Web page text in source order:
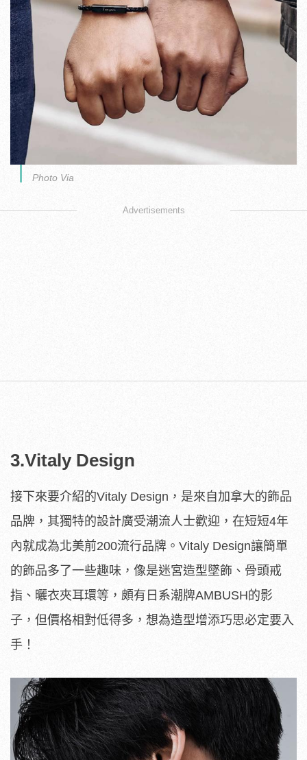
Photo Via
Advertisements
3.Vitaly Design
接下來要介紹的Vitaly Design，是來自加拿大的飾品
品牌，其獨特的設計廣受潮流人士歡迎，在短短4年
內就成為北美前200流行品牌。Vitaly Design讓簡單
的飾品多了一些趣味，像是迷宮造型墜飾、骨頭戒
指、曬衣夾耳環等，頗有日系潮牌AMBUSH的影
子，但價格相對低得多，想為造型增添巧思必定要入
手！